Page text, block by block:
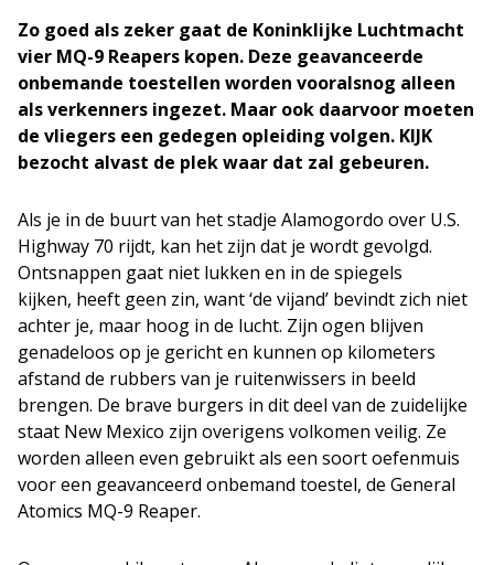
Zo goed als zeker gaat de Koninklijke Luchtmacht
vier MQ-9 Reapers kopen. Deze geavanceerde
onbemande toestellen worden vooralsnog alleen
als verkenners ingezet. Maar ook daarvoor moeten
de vliegers een gedegen opleiding volgen. KIJK
bezocht alvast de plek waar dat zal gebeuren.
Als je in de buurt van het stadje Alamogordo over U.S.
Highway 70 rijdt, kan het zijn dat je wordt gevolgd.
Ontsnappen gaat niet lukken en in de spiegels
kijken, heeft geen zin, want ‘de vijand’ bevindt zich niet
achter je, maar hoog in de lucht. Zijn ogen blijven
genadeloos op je gericht en kunnen op kilometers
afstand de rubbers van je ruitenwissers in beeld
brengen. De brave burgers in dit deel van de zuidelijke
staat New Mexico zijn overigens volkomen veilig. Ze
worden alleen even gebruikt als een soort oefenmuis
voor een geavanceerd onbemand toestel, de General
Atomics MQ-9 Reaper.